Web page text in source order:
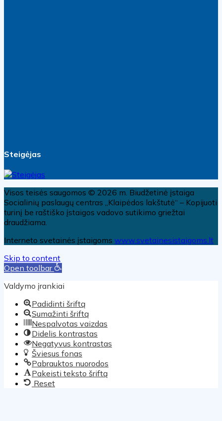
Steigėjas
Visos teisės saugomos © 2026 m. Biudžetinė įstaiga
Socialinių paslaugų centras „Klaipėdos lakštutė“ – Kopijuoti
turinį be raštiško įstaigos vadovo sutikimo griežtai
draudžiama.
Interneto svetainės įstaigoms www.svetainesistaigoms.lt
Skip to content
Open toolbar
Valdymo įrankiai
Padidinti šriftą
Sumažinti šriftą
Nespalvotas vaizdas
Didelis kontrastas
Negatyvus kontrastas
Šviesus fonas
Pabrauktos nuorodos
Pakeisti teksto šriftą
Reset